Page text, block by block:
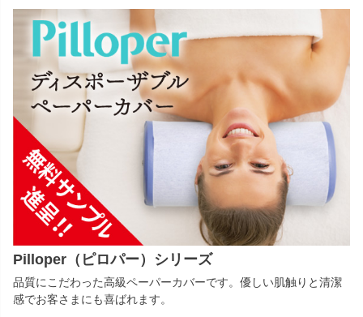
Pilloper（ピロパー）シリーズ
品質にこだわった高級ペーパーカバーです。優しい肌触りと清潔
感でお客さまにも喜ばれます。